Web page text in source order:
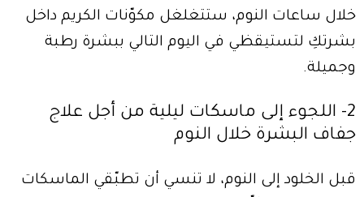
خلال ساعات النوم، ستتغلغل مكوّنات الكريم داخل
بشرتكِ لتستيقظي في اليوم التالي ببشرة رطبة
وجميلة.
2- اللجوء إلى ماسكات ليلية من أجل علاج
جفاف البشرة خلال النوم
قبل الخلود إلى النوم، لا تنسي أن تطبّقي الماسكات